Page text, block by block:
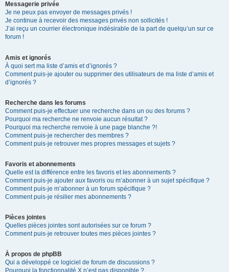
Messagerie privée
Je ne peux pas envoyer de messages privés !
Je continue à recevoir des messages privés non sollicités !
J’ai reçu un courrier électronique indésirable de la part de quelqu’un sur ce
forum !
Amis et ignorés
À quoi sert ma liste d’amis et d’ignorés ?
Comment puis-je ajouter ou supprimer des utilisateurs de ma liste d’amis et
d’ignorés ?
Recherche dans les forums
Comment puis-je effectuer une recherche dans un ou des forums ?
Pourquoi ma recherche ne renvoie aucun résultat ?
Pourquoi ma recherche renvoie à une page blanche ?!
Comment puis-je rechercher des membres ?
Comment puis-je retrouver mes propres messages et sujets ?
Favoris et abonnements
Quelle est la différence entre les favoris et les abonnements ?
Comment puis-je ajouter aux favoris ou m’abonner à un sujet spécifique ?
Comment puis-je m’abonner à un forum spécifique ?
Comment puis-je résilier mes abonnements ?
Pièces jointes
Quelles pièces jointes sont autorisées sur ce forum ?
Comment puis-je retrouver toutes mes pièces jointes ?
À propos de phpBB
Qui a développé ce logiciel de forum de discussions ?